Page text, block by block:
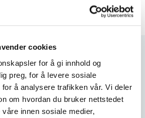
cookies
for å gi innhold og
preg, for å levere sosiale
å analysere trafikken vår. Vi deler
om hvordan du bruker nettstedet
innen sosiale medier,